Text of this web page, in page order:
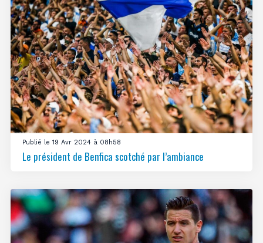
Publié le 19 Avr 2024 à 08h58
Le président de Benfica scotché par l’ambiance